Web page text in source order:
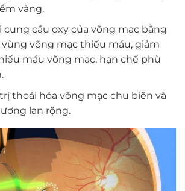
vàng.
cung cầu oxy của võng mạc bằng
vùng võng mạc thiếu máu, giảm
máu võng mạc, hạn chế phù
thoái hóa võng mạc chu biên và
lan rộng.